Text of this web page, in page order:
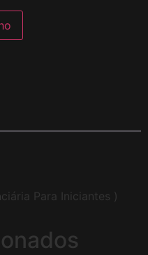
Para Iniciantes )